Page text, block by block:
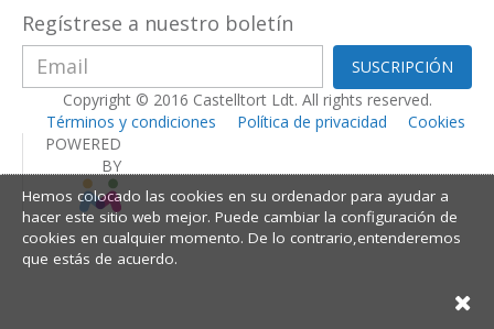
Regístrese a nuestro boletín
SUSCRIPCIÓN
Copyright © 2016 Castelltort Ldt. All rights reserved.
Términos y condiciones
Política de privacidad
Cookies
POWERED
BY
Hemos colocado las cookies en su ordenador para ayudar a
hacer este sitio web mejor. Puede cambiar la configuración de
cookies en cualquier momento. De lo contrario,entenderemos
que estás de acuerdo.